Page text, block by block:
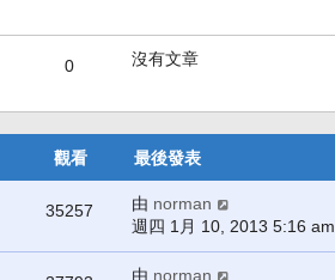
0 沒有文章
觀看 最後發表
35257 由 norman
週四 1月 10, 2013 5:16 am
由 norman